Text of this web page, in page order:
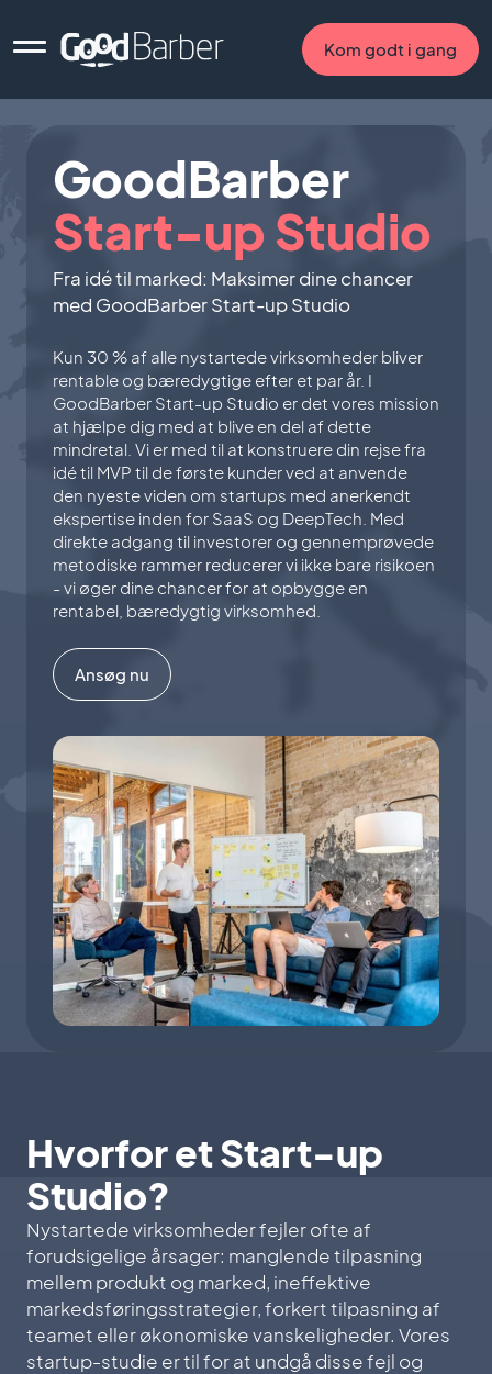
Kom godt i gang
GoodBarber
Start-up Studio
Fra idé til marked: Maksimer dine chancer
med GoodBarber Start-up Studio
Kun 30 % af alle nystartede virksomheder bliver
rentable og bæredygtige efter et par år. I
GoodBarber Start-up Studio er det vores mission
at hjælpe dig med at blive en del af dette
mindretal. Vi er med til at konstruere din rejse fra
idé til MVP til de første kunder ved at anvende
den nyeste viden om startups med anerkendt
ekspertise inden for SaaS og DeepTech. Med
direkte adgang til investorer og gennemprøvede
metodiske rammer reducerer vi ikke bare risikoen
- vi øger dine chancer for at opbygge en
rentabel, bæredygtig virksomhed.
Ansøg nu
Hvorfor et Start-up
Studio?
Nystartede virksomheder fejler ofte af
forudsigelige årsager: manglende tilpasning
mellem produkt og marked, ineffektive
markedsføringsstrategier, forkert tilpasning af
teamet eller økonomiske vanskeligheder. Vores
startup-studie er til for at undgå disse fejl og